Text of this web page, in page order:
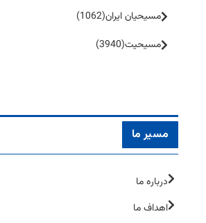
مسیحیان ایران(1062)
مسیحیت(3940)
مسیر ما
درباره ما
اهداف ما